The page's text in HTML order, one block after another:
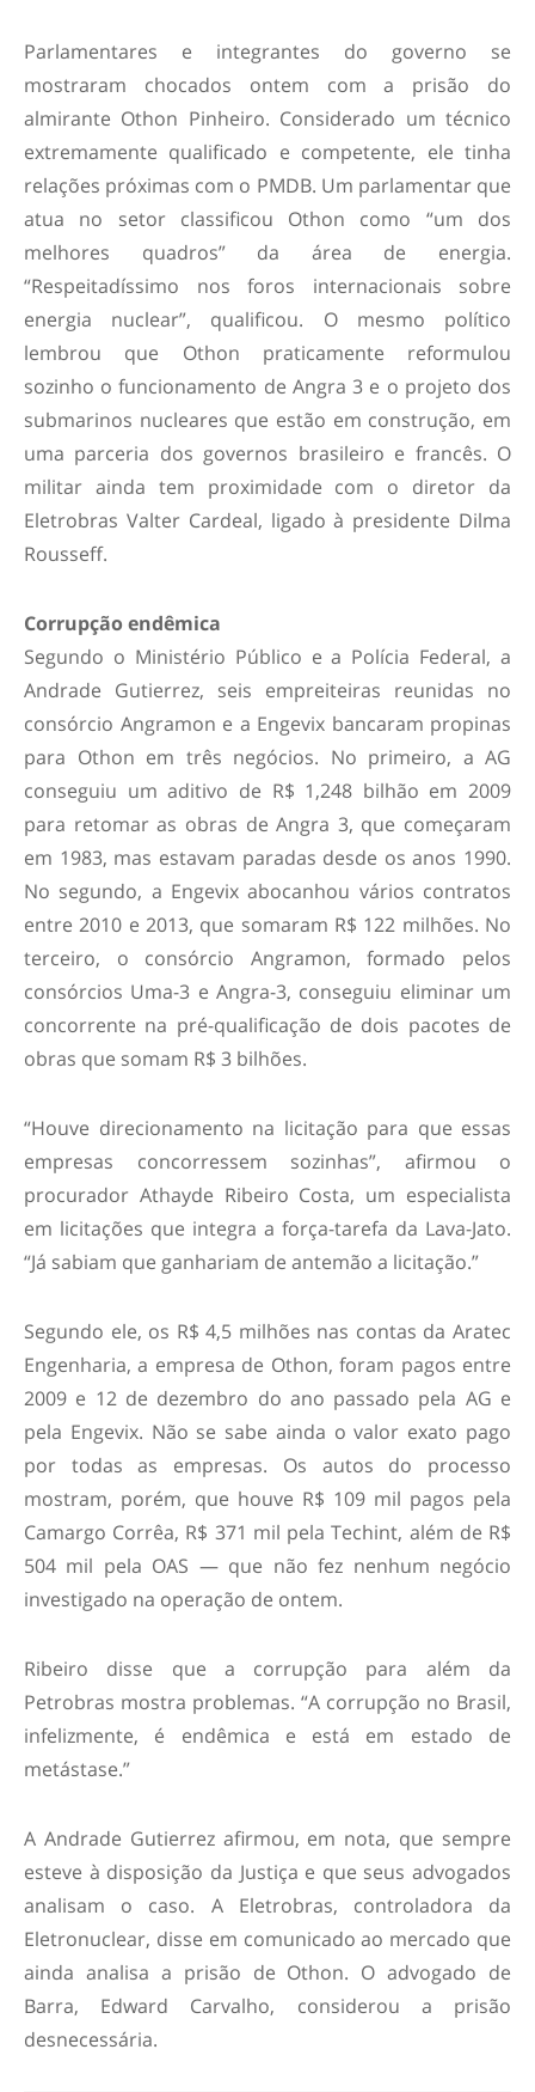
Parlamentares e integrantes do governo se
mostraram chocados ontem com a prisão do
almirante Othon Pinheiro. Considerado um técnico
extremamente qualificado e competente, ele tinha
relações próximas com o PMDB. Um parlamentar que
atua no setor classificou Othon como “um dos
melhores quadros” da área de energia.
“Respeitadíssimo nos foros internacionais sobre
energia nuclear”, qualificou. O mesmo político
lembrou que Othon praticamente reformulou
sozinho o funcionamento de Angra 3 e o projeto dos
submarinos nucleares que estão em construção, em
uma parceria dos governos brasileiro e francês. O
militar ainda tem proximidade com o diretor da
Eletrobras Valter Cardeal, ligado à presidente Dilma
Rousseff.
Corrupção endêmica
Segundo o Ministério Público e a Polícia Federal, a
Andrade Gutierrez, seis empreiteiras reunidas no
consórcio Angramon e a Engevix bancaram propinas
para Othon em três negócios. No primeiro, a AG
conseguiu um aditivo de R$ 1,248 bilhão em 2009
para retomar as obras de Angra 3, que começaram
em 1983, mas estavam paradas desde os anos 1990.
No segundo, a Engevix abocanhou vários contratos
entre 2010 e 2013, que somaram R$ 122 milhões. No
terceiro, o consórcio Angramon, formado pelos
consórcios Uma-3 e Angra-3, conseguiu eliminar um
concorrente na pré-qualificação de dois pacotes de
obras que somam R$ 3 bilhões.
“Houve direcionamento na licitação para que essas
empresas concorressem sozinhas”, afirmou o
procurador Athayde Ribeiro Costa, um especialista
em licitações que integra a força-tarefa da Lava-Jato.
“Já sabiam que ganhariam de antemão a licitação.”
Segundo ele, os R$ 4,5 milhões nas contas da Aratec
Engenharia, a empresa de Othon, foram pagos entre
2009 e 12 de dezembro do ano passado pela AG e
pela Engevix. Não se sabe ainda o valor exato pago
por todas as empresas. Os autos do processo
mostram, porém, que houve R$ 109 mil pagos pela
Camargo Corrêa, R$ 371 mil pela Techint, além de R$
504 mil pela OAS — que não fez nenhum negócio
investigado na operação de ontem.
Ribeiro disse que a corrupção para além da
Petrobras mostra problemas. “A corrupção no Brasil,
infelizmente, é endêmica e está em estado de
metástase.”
A Andrade Gutierrez afirmou, em nota, que sempre
esteve à disposição da Justiça e que seus advogados
analisam o caso. A Eletrobras, controladora da
Eletronuclear, disse em comunicado ao mercado que
ainda analisa a prisão de Othon. O advogado de
Barra, Edward Carvalho, considerou a prisão
desnecessária.